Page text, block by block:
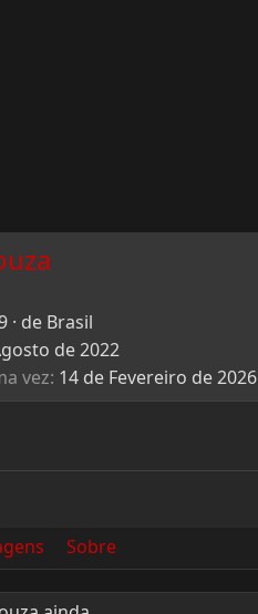
· de Brasil
de 2022
vez 14 de Fevereiro de 2026
Sobre